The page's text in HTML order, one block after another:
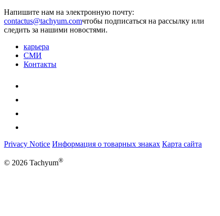
Напишите нам на электронную почту:
чтобы подписаться на рассылку или
следить за нашими новостями.
карьера
СМИ
Контакты
Privacy Notice Информация о товарных знаках Карта сайта
© 2026 Tachyum®